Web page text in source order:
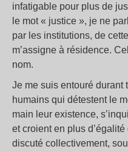
infatigable pour plus de
le mot « justice », je ne
par les institutions, de
m’assigne à résidence.
nom.
Je me suis entouré durant
humains qui détestent le
main leur existence,
et croient en plus
discuté collectivement,